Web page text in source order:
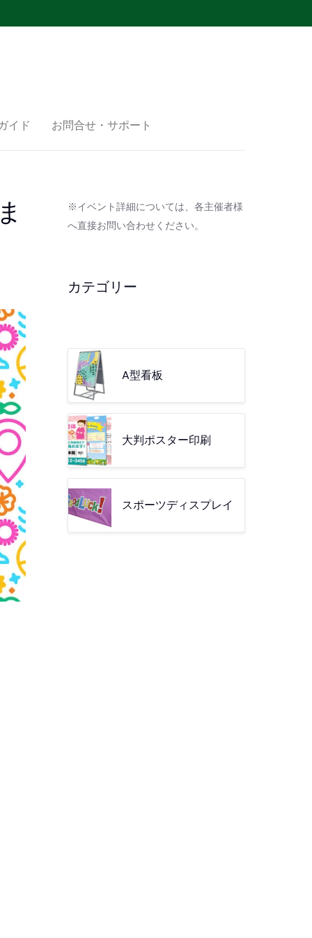
イド お問合せ・サポート
※イベント詳細については、各主催者様
へ直接お問い合わせください。
カテゴリー
A型看板
大判ポスター印刷
スポーツディスプレイ